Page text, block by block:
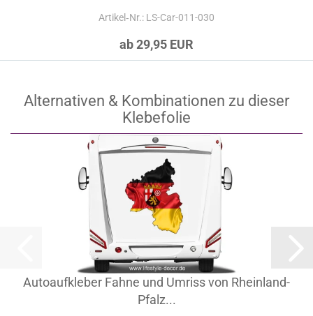
Artikel‑Nr.: LS-Car-011-030
ab 29,95 EUR
Alternativen & Kombinationen zu dieser
Klebefolie
Autoaufkleber Fahne und Umriss von Rheinland-
Pfalz...